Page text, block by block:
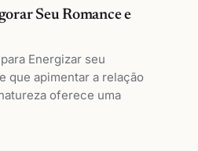
Seu Romance e
Energizar seu
que apimentar a relação
oferece uma